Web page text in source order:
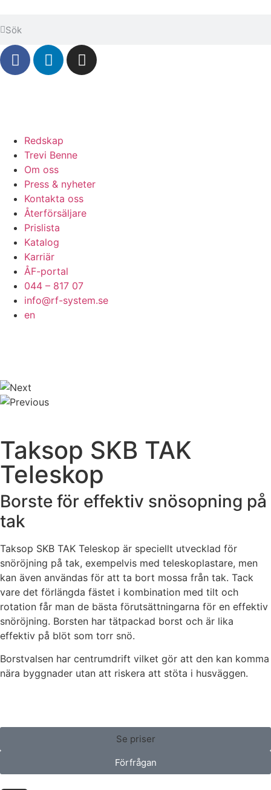
Redskap
Trevi Benne
Om oss
Press & nyheter
Kontakta oss
Återförsäljare
Prislista
Katalog
Karriär
ÅF-portal
044 – 817 07
info@rf-system.se
en
Taksop SKB TAK
Teleskop
Borste för effektiv snösopning på
tak
Taksop SKB TAK Teleskop är speciellt utvecklad för
snöröjning på tak, exempelvis med teleskoplastare, men
kan även användas för att ta bort mossa från tak. Tack
vare det förlängda fästet i kombination med tilt och
rotation får man de bästa förutsättningarna för en effektiv
snöröjning. Borsten har tätpackad borst och är lika
effektiv på blöt som torr snö.
Borstvalsen har centrumdrift vilket gör att den kan komma
nära byggnader utan att riskera att stöta i husväggen.
Se priser
Förfrågan